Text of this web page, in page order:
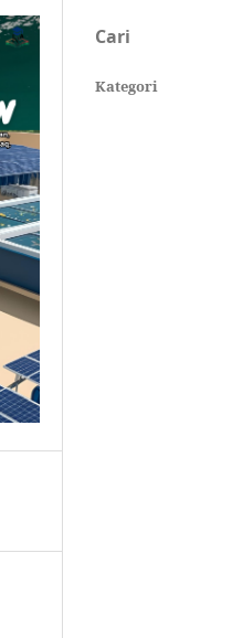
Cari
Kategori